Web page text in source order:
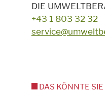
DIE
+43 1 803 32 32
DAS KÖNNTE